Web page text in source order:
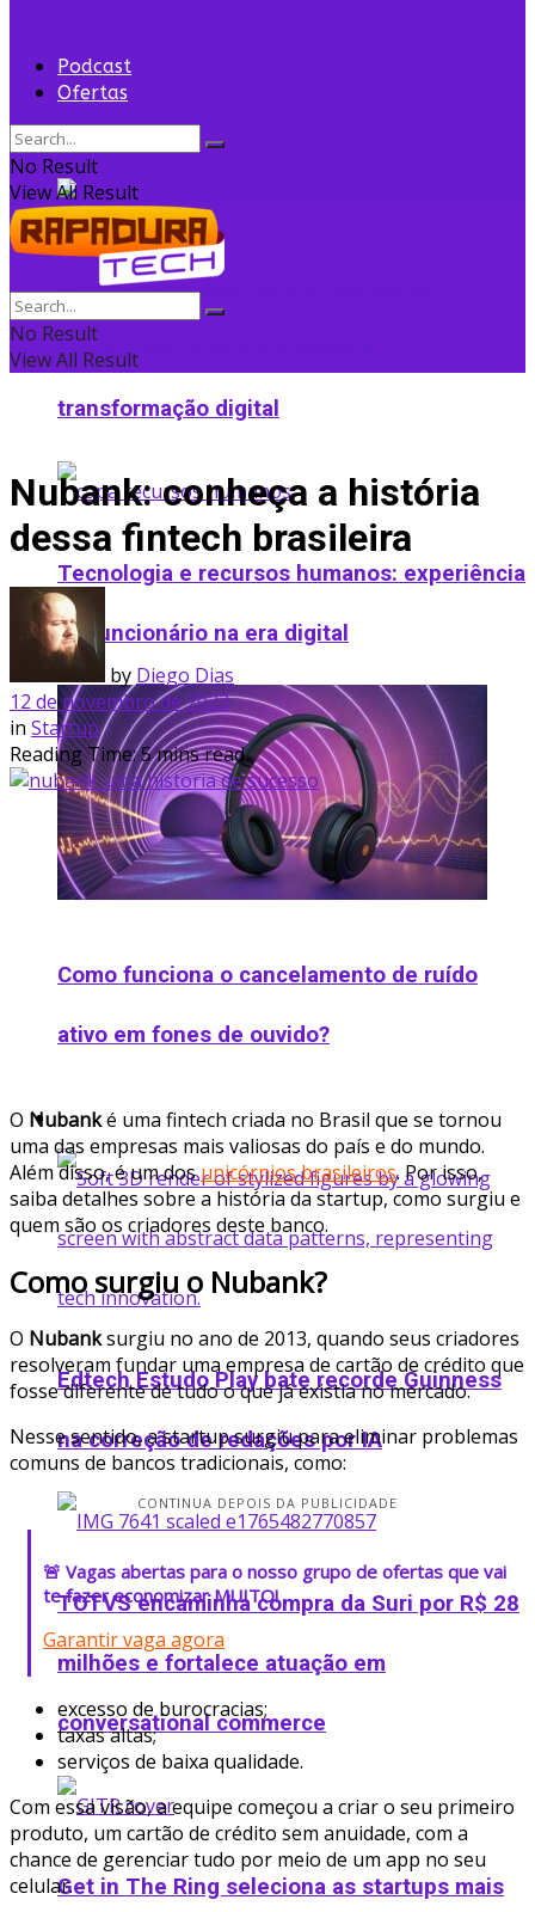
Flightradar24 vende 35% para Sprints Capital
para expansão
Grupo Edson Queiroz cria Núcleo de
Inteligência Artificial e acelera
transformação digital
Tecnologia e recursos humanos: experiência
do funcionário na era digital
Como funciona o cancelamento de ruído
ativo em fones de ouvido​?
Startup
Edtech Estudo Play bate recorde Guinness
na correção de redações por IA
TOTVS encaminha compra da Suri por R$ 28
milhões e fortalece atuação em
conversational commerce
Get in The Ring seleciona as startups mais
Podcast
Ofertas
No Result
View All Result
No Result
View All Result
Nubank: conheça a história
dessa fintech brasileira
by Diego Dias
12 de novembro de 2023
in Startup
Reading Time: 5 mins read
O Nubanké uma fintech criada no Brasil que se tornou
uma das empresas mais valiosas do país e do mundo.
Além disso, é um dosunicórnios brasileiros. Por isso,
saiba detalhes sobre a história da startup, como surgiu e
quem são os criadores deste banco.
Como surgiu o Nubank?
O Nubanksurgiu no ano de 2013, quando seus criadores
resolveram fundar uma empresa de cartão de crédito que
fosse diferente de tudo o que já existia no mercado.
Nesse sentido, a startup surgiu para eliminar problemas
comuns de bancos tradicionais, como:
CONTINUA DEPOIS DA PUBLICIDADE
🚨 Vagas abertas para o nosso grupo de ofertas que vai
te fazer economizar MUITO!
Garantir vaga agora
excesso de burocracias;
taxas altas;
serviços de baixa qualidade.
Com essa visão, a equipe começou a criar o seu primeiro
produto, um cartão de crédito sem anuidade, com a
chance de gerenciar tudo por meio de um app no seu
celular.